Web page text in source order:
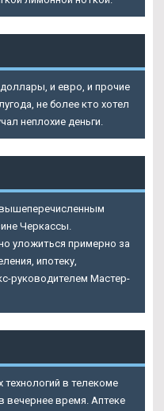
и евро, и прочие
не более кто хотел
неплохие деньги.
Черкассы.
уложиться примерно за
ипотеку,
руководителем Мастер-
в телекоме
вечернее время. Аптеке